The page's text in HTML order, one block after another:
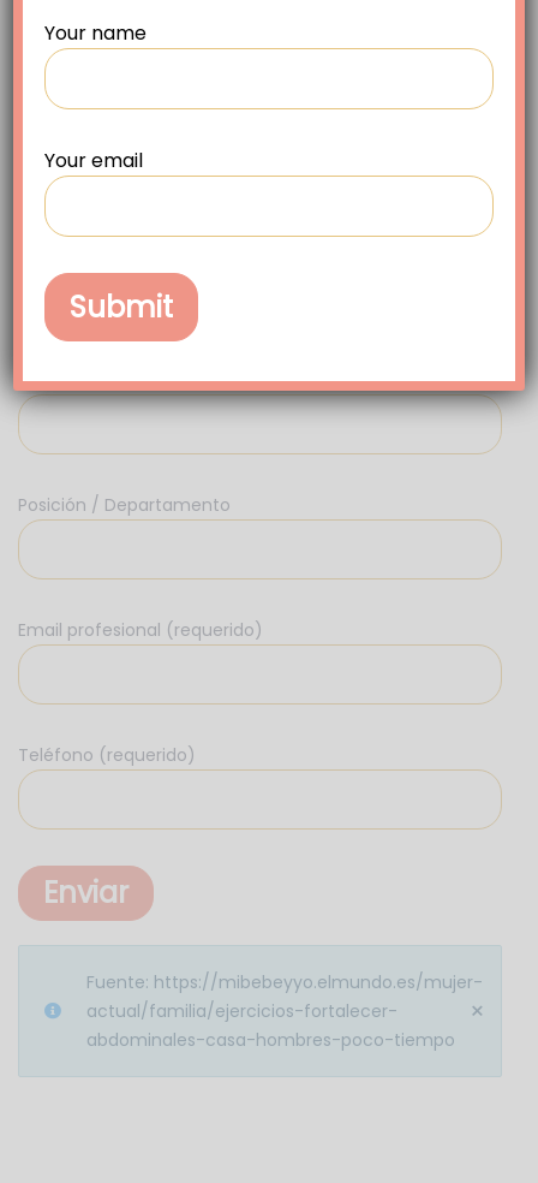
puede medir el éxito de su programa y realizar ajustes
basados ​​en datos que realmente muevan la aguja La
conclusión aquí es la conveniencia: cuanto más fácil sea
Contáctanos para más detalles
Organización (requerido)
Posición / Departamento
Email profesional (requerido)
Teléfono (requerido)
×
Fuente: https://mibebeyyo.elmundo.es/mujer-
actual/familia/ejercicios-fortalecer-
abdominales-casa-hombres-poco-tiempo
Your name
Your email